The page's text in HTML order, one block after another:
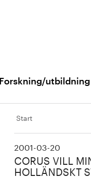
Forskning/utbildning
Start
2001-03-20
CORUS VILL
HOLLÄNDSKT